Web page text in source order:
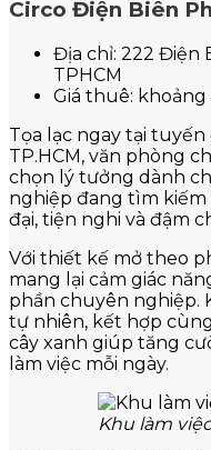
Circo Điện Biên
Địa chỉ: 222 Điện
TPHCM
Giá thuê:
Tọa lạc ngay tại
TP.HCM, văn phòng
chọn lý tưởng dành
nghiệp đang tìm
đại, tiện nghi và đậm
Với thiết kế mở theo
mang lại cảm giác
phần chuyên nghiệp.
tự nhiên, kết hợp
cây xanh giúp tăng
làm việc mỗi ngày.
Khu làm